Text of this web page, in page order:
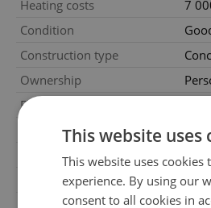
Heating costs
7
Condition
Construction type
Ownership
Floor
Number of floors
8
Underground floors
8
Usable area
74m
2
This website uses
This website uses
experience. By using our
consent to all cookies in